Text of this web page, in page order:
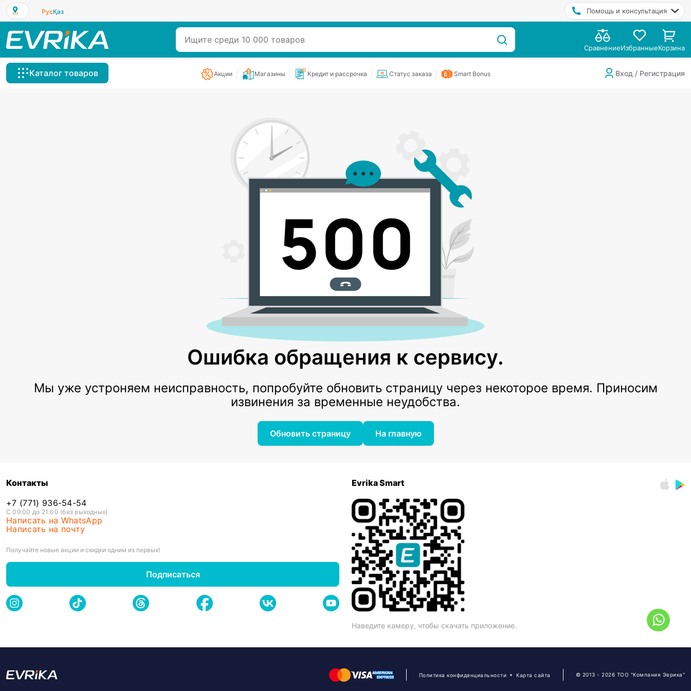
РусҚаз Помощь и консультация
СравнениеИзбранныеКорзина
Каталог товаров Акции Магазины Кредит и рассрочка Статус заказа Smart Bonus Вход / Регистрация
Ошибка обращения к сервису.
Мы уже устроняем неисправность, попробуйте обновить страницу через некоторое время. Приносим
извинения за временные неудобства.
Обновить страницу На главную
Контакты
+7 (771) 936-54-54
С 09:00 до 21:00 (без выходных)
Написать на WhatsApp
Написать на почту
Получайте новые акции и скидки одним из первых!
Подписаться
Evrika Smart
Наведите камеру, чтобы скачать приложение.
Политика конфиденциальности Карта сайта © 2013 - 2026 ТОО "Компания Эврика"